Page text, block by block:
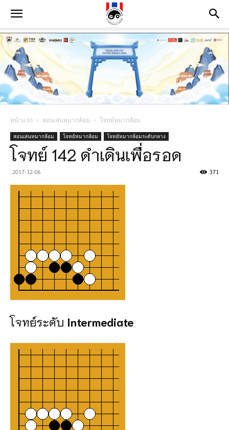
หน้าแรก สอนเล่นหมากล้อม โจทย์หมากล้อม
สอนเล่นหมากล้อม โจทย์หมากล้อม โจทย์หมากล้อมระดับกลาง
โจทย์ 142 ดำเดินเพื่อรอด
2017-12-06 371
โจทย์ระดับ Intermediate